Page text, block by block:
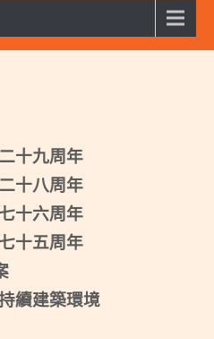
十九周年
十八周年
十六周年
十五周年
續建築環境